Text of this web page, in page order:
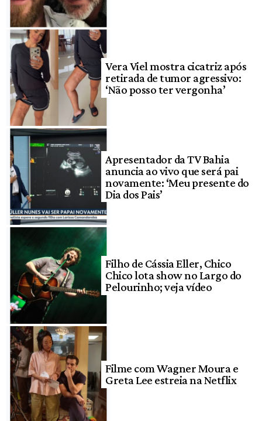
Vera Viel mostra cicatriz após
retirada de tumor agressivo:
‘Não posso ter vergonha’
Apresentador da TV Bahia
anuncia ao vivo que será pai
novamente: ‘Meu presente do
Dia dos Pais’
Filho de Cássia Eller, Chico
Chico lota show no Largo do
Pelourinho; veja vídeo
Filme com Wagner Moura e
Greta Lee estreia na Netflix